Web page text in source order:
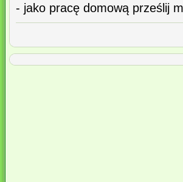
- jako pracę domową prześlij